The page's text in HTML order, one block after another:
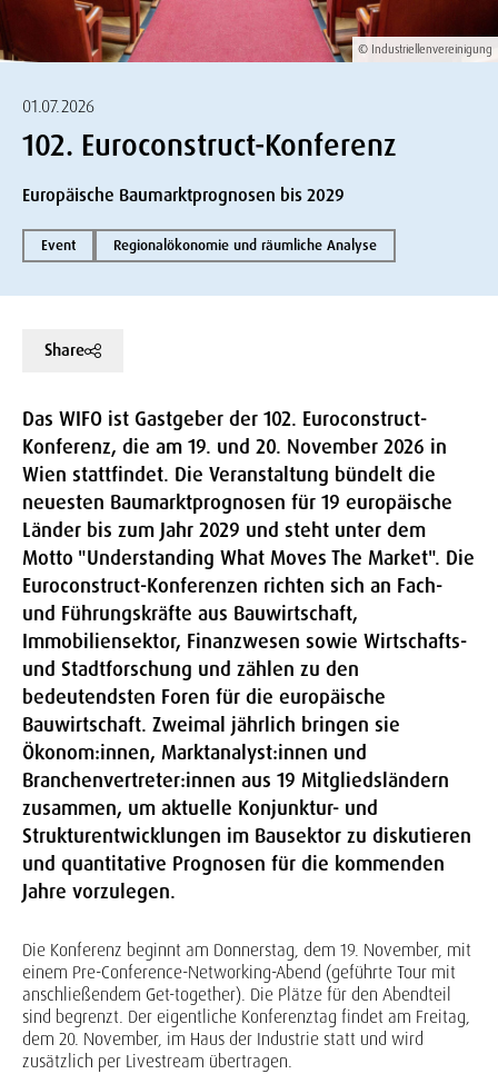
© Industriellenvereinigung
01.07.2026
102. Euroconstruct-Konferenz
Europäische Baumarktprognosen bis 2029
Event Regionalökonomie und räumliche Analyse
Share
Das WIFO ist Gastgeber der 102. Euroconstruct-
Konferenz, die am 19. und 20. November 2026 in
Wien stattfindet. Die Veranstaltung bündelt die
neuesten Baumarktprognosen für 19 europäische
Länder bis zum Jahr 2029 und steht unter dem
Motto "Understanding What Moves The Market". Die
Euroconstruct-Konferenzen richten sich an Fach-
und Führungskräfte aus Bauwirtschaft,
Immobiliensektor, Finanzwesen sowie Wirtschafts-
und Stadtforschung und zählen zu den
bedeutendsten Foren für die europäische
Bauwirtschaft. Zweimal jährlich bringen sie
Ökonom:innen, Marktanalyst:innen und
Branchenvertreter:innen aus 19 Mitgliedsländern
zusammen, um aktuelle Konjunktur- und
Strukturentwicklungen im Bausektor zu diskutieren
und quantitative Prognosen für die kommenden
Jahre vorzulegen.
Die Konferenz beginnt am Donnerstag, dem 19. November, mit
einem Pre-Conference-Networking-Abend (geführte Tour mit
anschließendem Get-together). Die Plätze für den Abendteil
sind begrenzt. Der eigentliche Konferenztag findet am Freitag,
dem 20. November, im Haus der Industrie statt und wird
zusätzlich per Livestream übertragen.